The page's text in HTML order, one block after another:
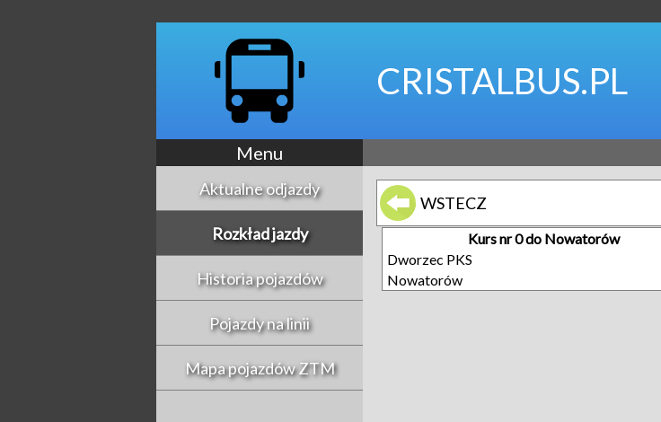
CRISTALBUS.PL
Menu
Aktualne odjazdy
Rozkład jazdy
Historia pojazdów
Pojazdy na linii
Mapa pojazdów ZTM
WSTECZ
Kurs nr 0 do Nowatorów
Dworzec PKS
Nowatorów